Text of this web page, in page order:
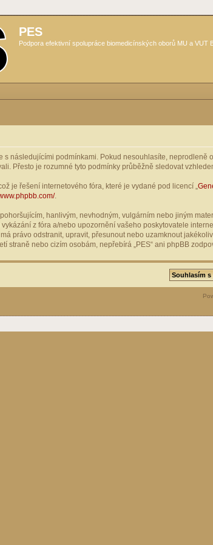
PES
Podpora efektivní spolupráce biomedicínských oborů MU a VUT
s následujícími podmínkami. Pokud nesouhlasíte,
Přesto je rozumné tyto podmínky průběžně sledovat
je řešení internetového fóra, které je vydané pod licencí „
.
hanlivým, nevhodným, vulgárním nebo jiným
z fóra a/nebo upozornění vašeho poskytovatele
právo odstranit, upravit, přesunout nebo uzamknout
straně nebo cizím osobám, nepřebírá „PES“ ani phpBB